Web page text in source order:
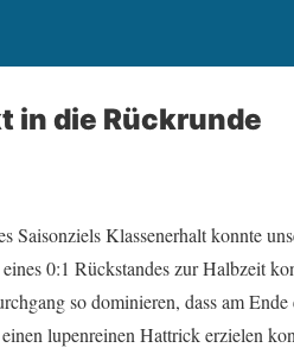
in die Rückrunde
Saisonziels Klassenerhalt konnte
0:1 Rückstandes zur Halbzeit
so dominieren, dass am
lupenreinen Hattrick erzielen